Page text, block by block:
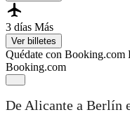
3 días Más
Ver billetes
Quédate con Booking.com
Booking.com
De Alicante a Berlín